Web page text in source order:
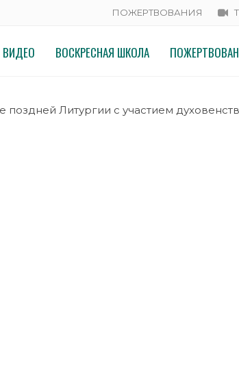
ПОЖЕРТВОВАНИЯ
ВИДЕО ВОСКРЕСНАЯ ШКОЛА
Литургии с участием